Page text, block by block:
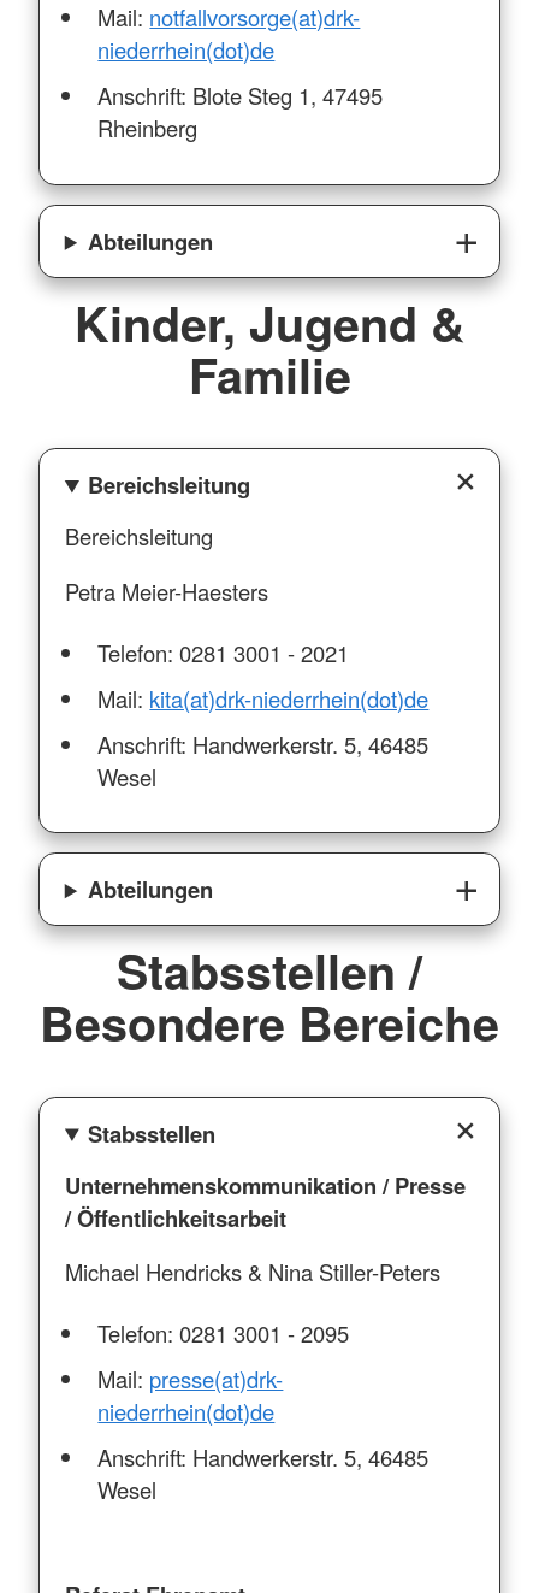
Mail: notfallvorsorge(at)drk-
niederrhein(dot)de
Anschrift: Blote Steg 1, 47495
Rheinberg
Abteilungen
Kinder, Jugend &
Familie
Bereichsleitung
Bereichsleitung
Petra Meier-Haesters
Telefon: 0281 3001 - 2021
Mail: kita(at)drk-niederrhein(dot)de
Anschrift: Handwerkerstr. 5, 46485
Wesel
Abteilungen
Stabsstellen /
Besondere Bereiche
Stabsstellen
Unternehmenskommunikation / Presse
/ Öffentlichkeitsarbeit
Michael Hendricks & Nina Stiller-Peters
Telefon: 0281 3001 - 2095
Mail: presse(at)drk-
niederrhein(dot)de
Anschrift: Handwerkerstr. 5, 46485
Wesel